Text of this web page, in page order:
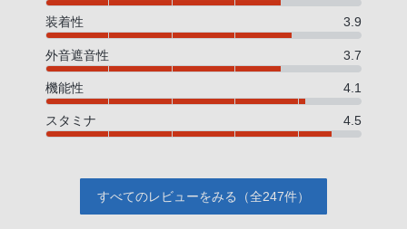
装着性 3.9
外音遮音性 3.7
機能性 4.1
スタミナ 4.5
すべてのレビューをみる（全247件）